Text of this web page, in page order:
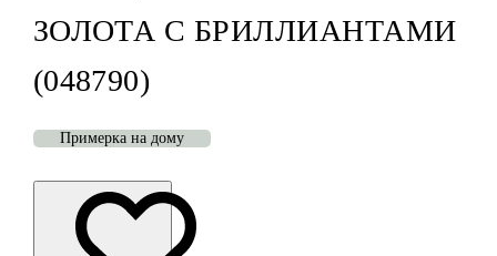
ЗОЛОТА С БРИЛЛИАНТАМИ
(048790)
Примерка на дому